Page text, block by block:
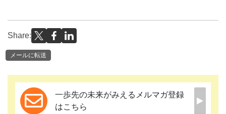
Share:
メールに転送
一歩先の未来がみえるメルマガ登録
はこちら